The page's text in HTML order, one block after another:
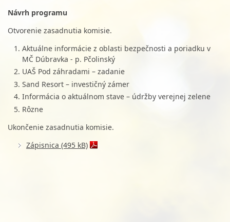
Návrh programu
Otvorenie zasadnutia komisie.
Aktuálne informácie z oblasti bezpečnosti a poriadku v
MČ Dúbravka - p. Pčolinský
UAŠ Pod záhradami – zadanie
Sand Resort – investičný zámer
Informácia o aktuálnom stave – údržby verejnej zelene
Rôzne
Ukončenie zasadnutia komisie.
Zápisnica (495 kB)